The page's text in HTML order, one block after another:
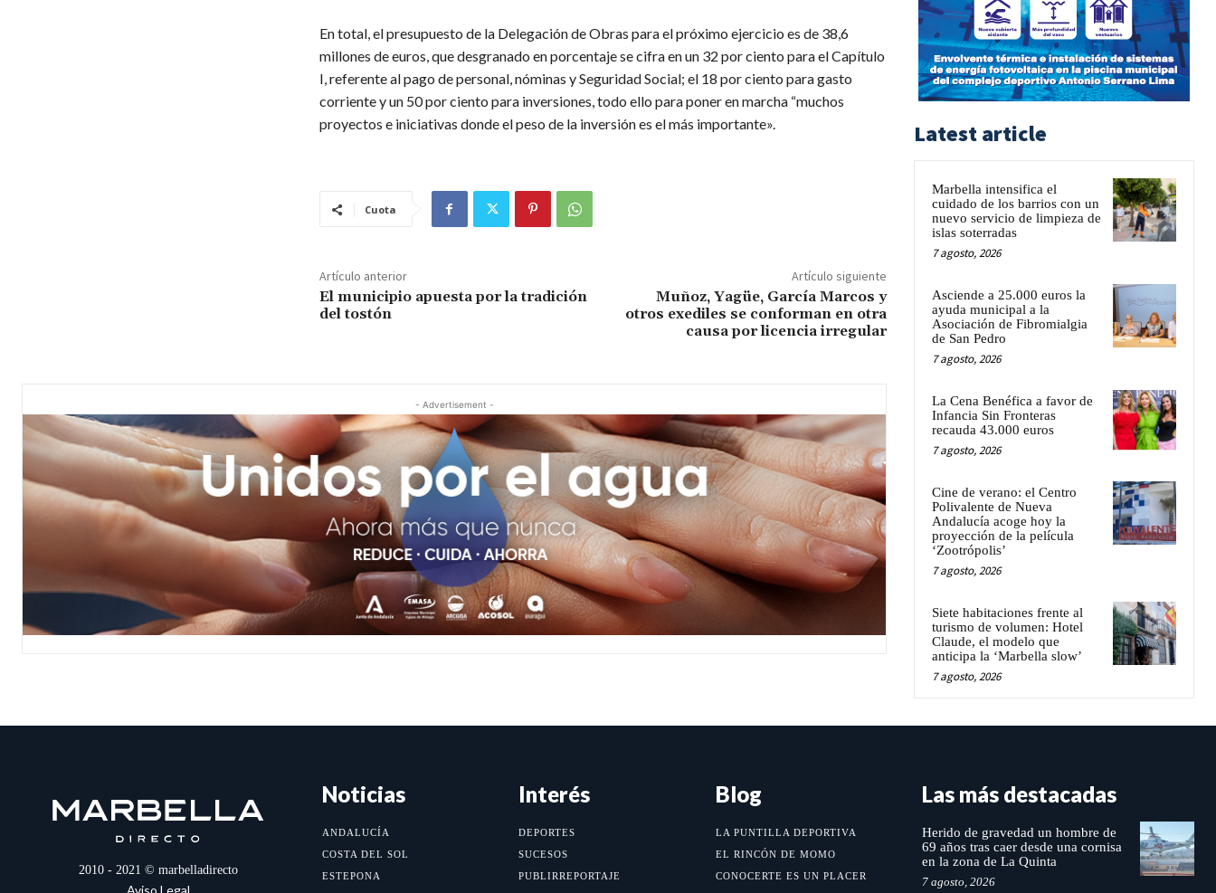
En total, el presupuesto de la Delegación de Obras para el próximo ejercicio es de 38,6
millones de euros, que desgranado en porcentaje se cifra en un 32 por ciento para el Capítulo
I, referente al pago de personal, nóminas y Seguridad Social; el 18 por ciento para gasto
corriente y un 50 por ciento para inversiones, todo ello para poner en marcha “muchos
proyectos e iniciativas donde el peso de la inversión es el más importante».
Cuota
Artículo anterior
El municipio apuesta por la tradición
del tostón
Artículo siguiente
Muñoz, Yagüe, García Marcos y
otros exediles se conforman en otra
causa por licencia irregular
- Advertisement -
Latest article
Marbella intensifica el
cuidado de los barrios con un
nuevo servicio de limpieza de
islas soterradas
7 agosto, 2026
Asciende a 25.000 euros la
ayuda municipal a la
Asociación de Fibromialgia
de San Pedro
7 agosto, 2026
La Cena Benéfica a favor de
Infancia Sin Fronteras
recauda 43.000 euros
7 agosto, 2026
Cine de verano: el Centro
Polivalente de Nueva
Andalucía acoge hoy la
proyección de la película
‘Zootrópolis’
7 agosto, 2026
Siete habitaciones frente al
turismo de volumen: Hotel
Claude, el modelo que
anticipa la ‘Marbella slow’
7 agosto, 2026
2010 - 2021 © marbelladirecto
Aviso Legal
Noticias
ANDALUCÍA
COSTA DEL SOL
ESTEPONA
Interés
DEPORTES
SUCESOS
PUBLIRREPORTAJE
Blog
LA PUNTILLA DEPORTIVA
EL RINCÓN DE MOMO
CONOCERTE ES UN PLACER
Las más destacadas
Herido de gravedad un hombre de
69 años tras caer desde una cornisa
en la zona de La Quinta
7 agosto, 2026